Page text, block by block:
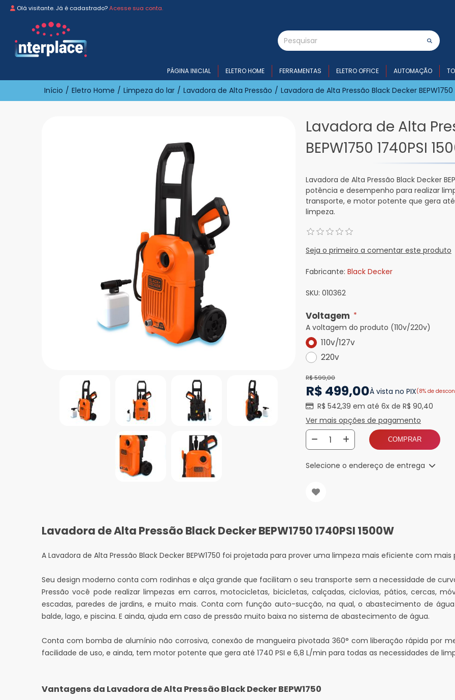
Olá visitante. Já é cadastrado?Acesse sua conta.
PÁGINA INICIAL ELETRO HOME FERRAMENTAS ELETRO OFFICE AUTOMAÇÃO
Início / Eletro Home / Limpeza do lar / Lavadora de Alta Pressão / Lavadora de Alta Pressão Black Decker BEPW1750
Lavadora de Alta
BEPW1750 1740PSI
Lavadora de Alta Pressão Black Decker
potência e desempenho para realizar
transporte, e motor potente que gera até
limpeza.
Seja o primeiro a comentar este produto
Fabricante: Black Decker
SKU: 010362
Voltagem *
A voltagem do produto (110v/220v)
110v/127v
220v
R$ 599,00
R$ 499,00À vista no PIX(8% de
R$ 542,39 em até 6x de R$ 90,40
Ver mais opções de pagamento
COMPRAR
Selecione o endereço de entrega
Lavadora de Alta Pressão Black Decker BEPW1750 1740PSI 1500W
A Lavadora de Alta Pressão Black Decker BEPW1750 foi projetada para prover uma limpeza mais eficiente com
Seu design moderno conta com rodinhas e alça grande que facilitam o seu transporte sem a necessidade de
Pressão você pode realizar limpezas em carros, motocicletas, bicicletas, calçadas, ciclovias, pátios, cercas,
escadas, paredes de jardins, e muito mais. Conta com função auto-sucção, na qual, o abastecimento de
balde, lago, e piscina. E ainda, ajuda em caso de pressão muito baixa no sistema de abastecimento de água.
Conta com bomba de alumínio não corrosiva, conexão de mangueira pivotada 360° com liberação rápida por
facilidade de uso, e ainda, tem motor potente que gera até 1740 PSI e 6,8 L/min para todas as necessidades de
Vantagens da Lavadora de Alta Pressão Black DeckerBEPW1750